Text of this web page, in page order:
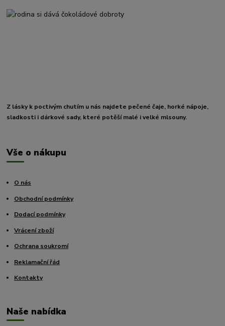
Z lásky k poctivým chutím u nás najdete pečené čaje, horké nápoje,
sladkosti i dárkové sady, které potěší malé i velké mlsouny.
Vše o nákupu
O nás
Obchodní podmínky
Dodací podmínky
Vrácení zboží
Ochrana soukromí
Reklamační řád
Kontakty
Naše nabídka